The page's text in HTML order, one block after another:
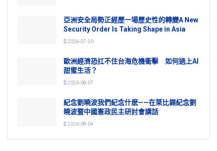
亞洲安全局勢正經歷一場歷史性的轉變A New
Security Order Is Taking Shape in Asia
2026-07-30
歐洲經濟恐扛不住台海危機衝擊 如何過上AI
甜蜜生活？
2026-08-07
紀念劉曉波我們紀念什麽——在萊比錫紀念劉
曉波暨中國憲政民主研討會講話
2026-08-04